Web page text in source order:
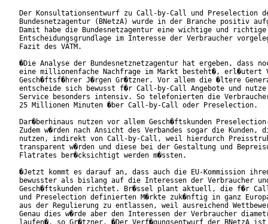
Der Konsultationsentwurf zu Call-by-Call und Preselection
Bundesnetzagentur (BNetzA) wurde in der Branche positiv
Damit habe die Bundesnetzagentur eine wichtige und richtige
Entscheidungsgrundlage im Interesse der Verbraucher
Fazit des VATM.
�Die Analyse der Bundesnetznetzagentur hat ergeben, dass
eine millionenfache Nachfrage im Markt besteht�, erl�utert
Gesch�ftsf�hrer J�rgen Gr�tzner. Vor allem die �ltere
entscheide sich bewusst f�r Call-by-Call Angebote und nutze
Service besonders intensiv. So telefonierten die
25 Millionen Minuten �ber Call-by-Call oder Preselection.
Dar�berhinaus nutzen vor allem Gesch�ftskunden
Zudem w�rden nach Ansicht des Verbandes sogar die
nutzen, indirekt von Call-by-Call, weil hierdurch
transparent w�rden und diese bei der Gestaltung und
Flatrates ber�cksichtigt werden m�ssten.
�Jetzt kommt es darauf an, dass auch die EU-Kommission
bewusster als bislang auf die Interessen der Verbraucher
Gesch�ftskunden richtet. Br�ssel plant aktuell, die f�r
und Preselection definierten M�rkte zuk�nftig in ganz
aus der Regulierung zu entlassen, weil ausreichend
Genau dies w�rde aber den Interessen der Verbraucher
laufen�, so Gr�tzner. �Der Verf�gungsentwurf der BNetzA ist